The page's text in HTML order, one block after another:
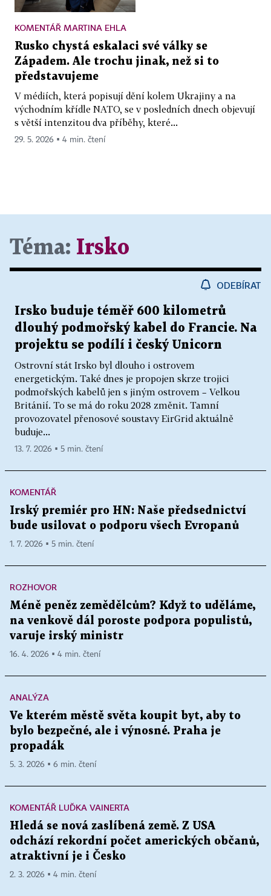
KOMENTÁŘ MARTINA EHLA
Rusko chystá eskalaci své války se
Západem. Ale trochu jinak, než si to
představujeme
V médiích, která popisují dění kolem Ukrajiny a na
východním křídle NATO, se v posledních dnech objevují
s větší intenzitou dva příběhy, které...
29. 5. 2026 ▪ 4 min. čtení
Téma: Irsko
ODEBÍRAT
Irsko buduje téměř 600 kilometrů
dlouhý podmořský kabel do Francie. Na
projektu se podílí i český Unicorn
Ostrovní stát Irsko byl dlouho i ostrovem
energetickým. Také dnes je propojen skrze trojici
podmořských kabelů jen s jiným ostrovem – Velkou
Británií. To se má do roku 2028 změnit. Tamní
provozovatel přenosové soustavy EirGrid aktuálně
buduje...
13. 7. 2026 ▪ 5 min. čtení
KOMENTÁŘ
Irský premiér pro HN: Naše předsednictví
bude usilovat o podporu všech Evropanů
1. 7. 2026 ▪ 5 min. čtení
ROZHOVOR
Méně peněz zemědělcům? Když to uděláme,
na venkově dál poroste podpora populistů,
varuje irský ministr
16. 4. 2026 ▪ 4 min. čtení
ANALÝZA
Ve kterém městě světa koupit byt, aby to
bylo bezpečné, ale i výnosné. Praha je
propadák
5. 3. 2026 ▪ 6 min. čtení
KOMENTÁŘ LUĎKA VAINERTA
Hledá se nová zaslíbená země. Z USA
odchází rekordní počet amerických občanů,
atraktivní je i Česko
2. 3. 2026 ▪ 4 min. čtení